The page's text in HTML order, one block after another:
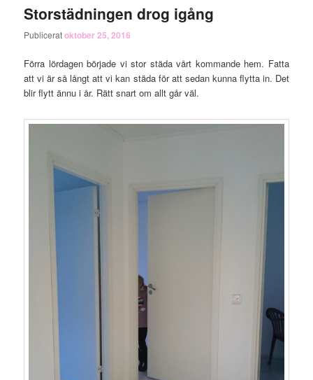
Storstädningen drog igång
Publiceratoktober 25, 2016
Förra lördagen började vi stor städa vårt kommande hem. Fatta
att vi är så långt att vi kan städa för att sedan kunna flytta in. Det
blir flytt ännu i år. Rätt snart om allt går väl.